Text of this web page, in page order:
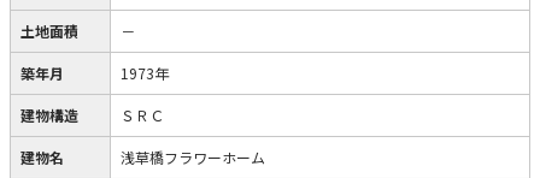
土地面積 －
築年月 1973年
建物構造 ＳＲＣ
建物名 浅草橋フラワーホーム